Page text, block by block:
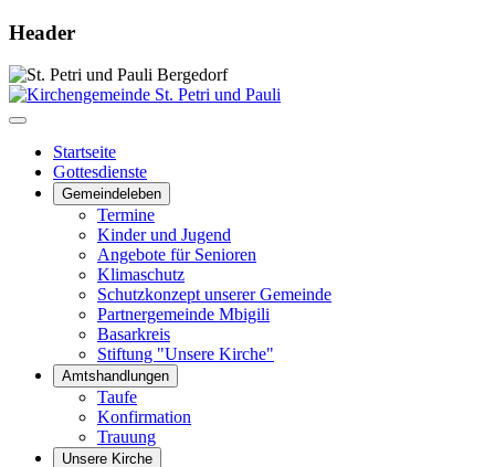
Header
Startseite
Gottesdienste
Gemeindeleben
Termine
Kinder und Jugend
Angebote für Senioren
Klimaschutz
Schutzkonzept unserer Gemeinde
Partnergemeinde Mbigili
Basarkreis
Stiftung "Unsere Kirche"
Amtshandlungen
Taufe
Konfirmation
Trauung
Unsere Kirche